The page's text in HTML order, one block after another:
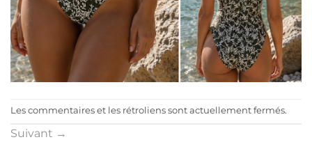
Les commentaires et les rétroliens sont actuellement fermés.
Suivant →